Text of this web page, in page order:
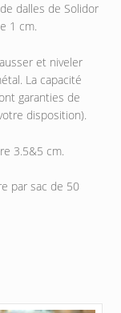
dalles de Solidor
1 cm.
et niveler
La capacité
garanties de
disposition).
3.5&5 cm.
par sac de 50